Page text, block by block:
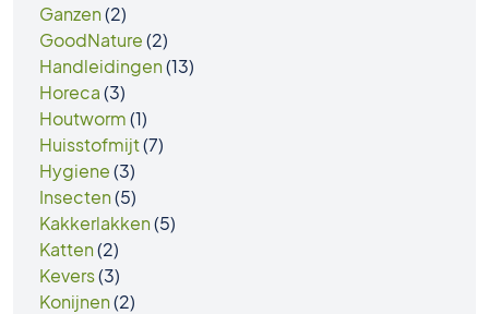
Ganzen(2)
GoodNature(2)
Handleidingen(13)
Horeca(3)
Houtworm(1)
Huisstofmijt(7)
Hygiene(3)
Insecten(5)
Kakkerlakken(5)
Katten(2)
Kevers(3)
Konijnen(2)